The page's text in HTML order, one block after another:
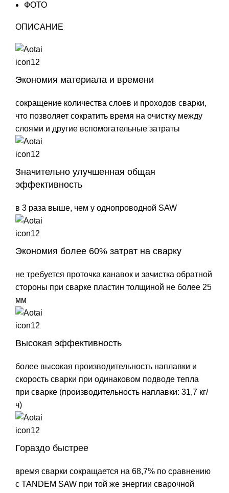
ФОТО
ОПИСАНИЕ
Экономия материала и времени
сокращение количества слоев и проходов сварки,
что позволяет сократить время на очистку между
слоями и другие вспомогательные затраты
Значительно улучшенная общая
эффективность
в 3 раза выше, чем у однопроводной SAW
Экономия более 60% затрат на сварку
не требуется проточка канавок и зачистка обратной
стороны при сварке пластин толщиной не более 25
мм
Высокая эффективность
более высокая производительность наплавки и
скорость сварки при одинаковом подводе тепла
при сварке (производительность наплавки: 31,7 кг/
ч)
Гораздо быстрее
время сварки сокращается на 68,7% по сравнению
с TANDEM SAW при той же энергии сварочной